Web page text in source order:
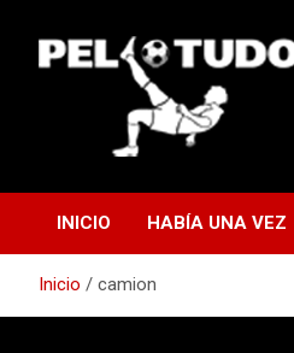
contenido
INICIO HABÍA UNA VEZ
Inicio camion